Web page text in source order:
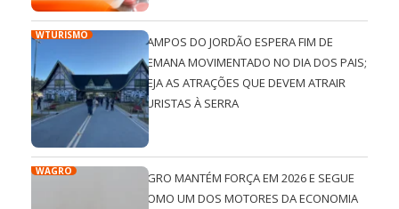
WTURISMO
CAMPOS DO JORDÃO ESPERA FIM DE
SEMANA MOVIMENTADO NO DIA DOS PAIS;
VEJA AS ATRAÇÕES QUE DEVEM ATRAIR
TURISTAS À SERRA
WAGRO
AGRO MANTÉM FORÇA EM 2026 E SEGUE
COMO UM DOS MOTORES DA ECONOMIA